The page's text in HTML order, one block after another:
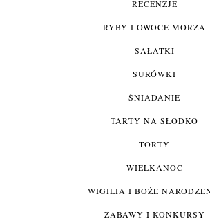
RECENZJE
RYBY I OWOCE MORZA
SAŁATKI
SURÓWKI
ŚNIADANIE
TARTY NA SŁODKO
TORTY
WIELKANOC
WIGILIA I BOŻE
ZABAWY I KONKURSY